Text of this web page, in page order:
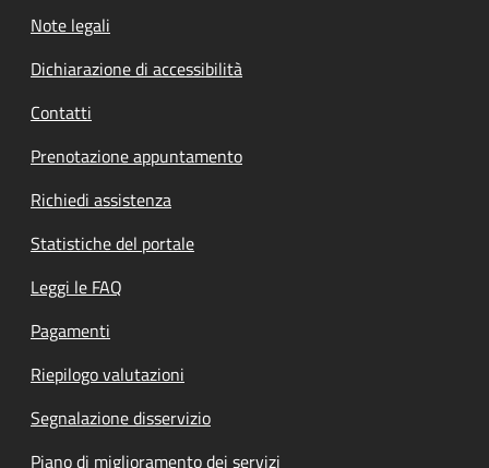
Note legali
Dichiarazione di accessibilità
Contatti
Prenotazione appuntamento
Richiedi assistenza
Statistiche del portale
Leggi le FAQ
Pagamenti
Riepilogo valutazioni
Segnalazione disservizio
Piano di miglioramento dei servizi